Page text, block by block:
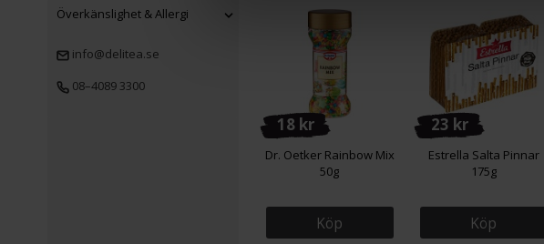
Överkänslighet & Allergi
info@delitea.se
08–4089 3300
18 kr
Dr. Oetker Rainbow Mix
50g
Köp
23 kr
Estrella Salta Pinnar
175g
Köp